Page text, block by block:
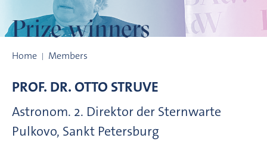
Prize winners
Home Members
PROF. DR.OTTO STRUVE
Astronom. 2. Direktor der Sternwarte
Pulkovo, Sankt Petersburg